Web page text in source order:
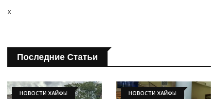
x
Последние Статьи
НОВОСТИ ХАЙФЫ НОВОСТИ ХАЙФЫ